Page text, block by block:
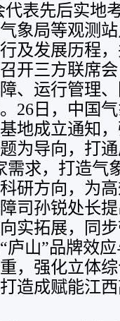
代表先后实地
象局等观测
及发展历程
开三方联席
、运行管理
26日，中国
地成立通知
为导向，打
需求，打造气
研方向，为
司孙锐处长
实拓展，同
庐山”品牌效
，强化立体
造成赋能江